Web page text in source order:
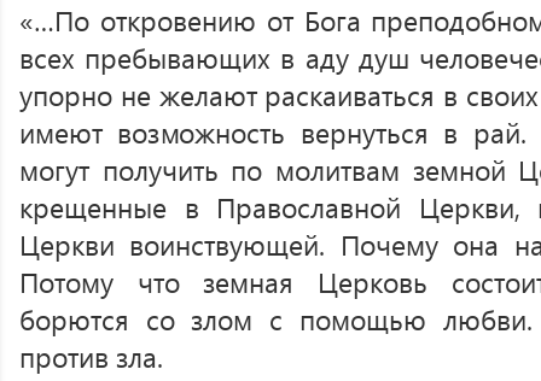
«…По откровению от Бога
всех пребывающих в аду душ
упорно не желают раскаиваться в
имеют возможность вернуться в
могут получить по молитвам
крещенные в Православной Церкви,
Церкви воинствующей. Почему она
Потому что земная Церковь
борются со злом с помощью любви.
против зла.